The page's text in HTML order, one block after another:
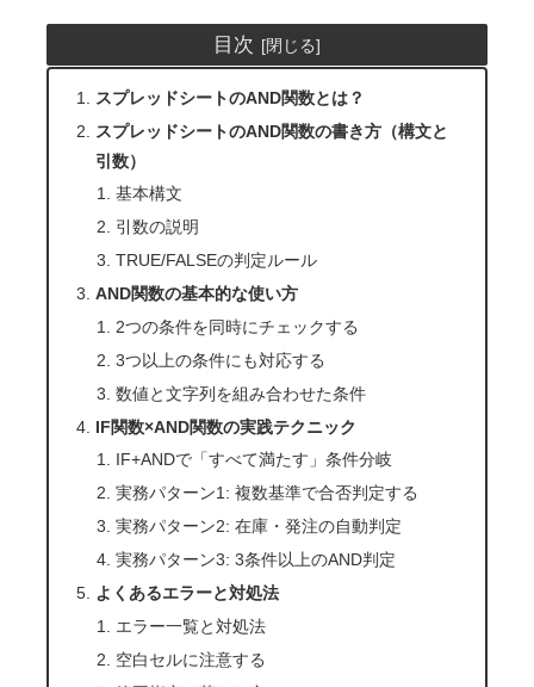
目次
スプレッドシートのAND関数とは？
スプレッドシートのAND関数の書き方（構文と
引数）
基本構文
引数の説明
TRUE/FALSEの判定ルール
AND関数の基本的な使い方
2つの条件を同時にチェックする
3つ以上の条件にも対応する
数値と文字列を組み合わせた条件
IF関数×AND関数の実践テクニック
IF+ANDで「すべて満たす」条件分岐
実務パターン1: 複数基準で合否判定する
実務パターン2: 在庫・発注の自動判定
実務パターン3: 3条件以上のAND判定
よくあるエラーと対処法
エラー一覧と対処法
空白セルに注意する